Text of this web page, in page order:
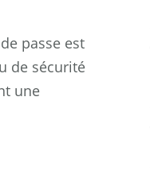
passe est
de sécurité
une